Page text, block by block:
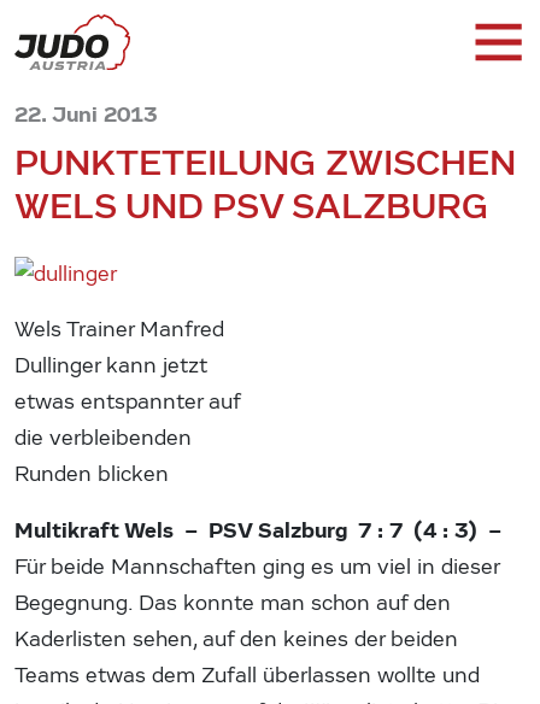
22. Juni 2013
PUNKTETEILUNG ZWISCHEN
WELS UND PSV SALZBURG
Wels Trainer Manfred
Dullinger kann jetzt
etwas entspannter auf
die verbleibenden
Runden blicken
Multikraft Wels – PSV Salzburg 7 : 7 (4 : 3) –
Für beide Mannschaften ging es um viel in dieser
Begegnung. Das konnte man schon auf den
Kaderlisten sehen, auf den keines der beiden
Teams etwas dem Zufall überlassen wollte und